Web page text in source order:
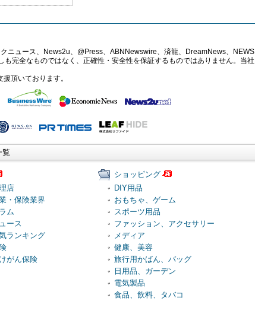
ニュース、News2u、@Press、ABNNewswire、済龍、DreamNews、NEWS
完全なものではなく、正確性・安全性を保証するものではありません。当社
頂いております。
覧
店
・保険業界
ム
ース
ランキング
がん保険
ショッピング
DIY用品
おもちゃ、ゲーム
スポーツ用品
ファッション、アクセサリー
メディア
健康、美容
旅行用かばん、バッグ
日用品、ガーデン
電気製品
食品、飲料、タバコ